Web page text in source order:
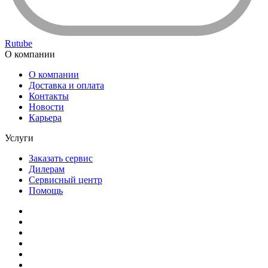
Rutube
О компании
О компании
Доставка и оплата
Контакты
Новости
Карьера
Услуги
Заказать сервис
Дилерам
Сервисный центр
Помощь